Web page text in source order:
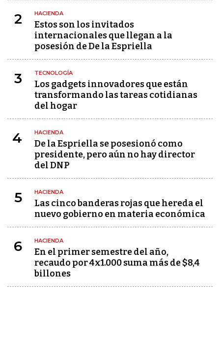
2 HACIENDA
Estos son los invitados
internacionales que llegan a la
posesión de De la Espriella
3 TECNOLOGÍA
Los gadgets innovadores que están
transformando las tareas cotidianas
del hogar
4 HACIENDA
De la Espriella se posesionó como
presidente, pero aún no hay director
del DNP
5 HACIENDA
Las cinco banderas rojas que hereda el
nuevo gobierno en materia económica
6 HACIENDA
En el primer semestre del año,
recaudo por 4x1.000 suma más de $8,4
billones